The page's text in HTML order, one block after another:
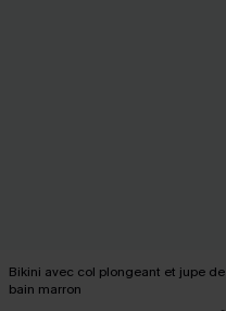
Bikini avec col plongeant et jupe de
bain marron